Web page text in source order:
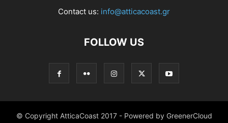
Contact us: info@atticacoast.gr
FOLLOW US
© Copyright AtticaCoast 2017 - Powered by GreenerCloud